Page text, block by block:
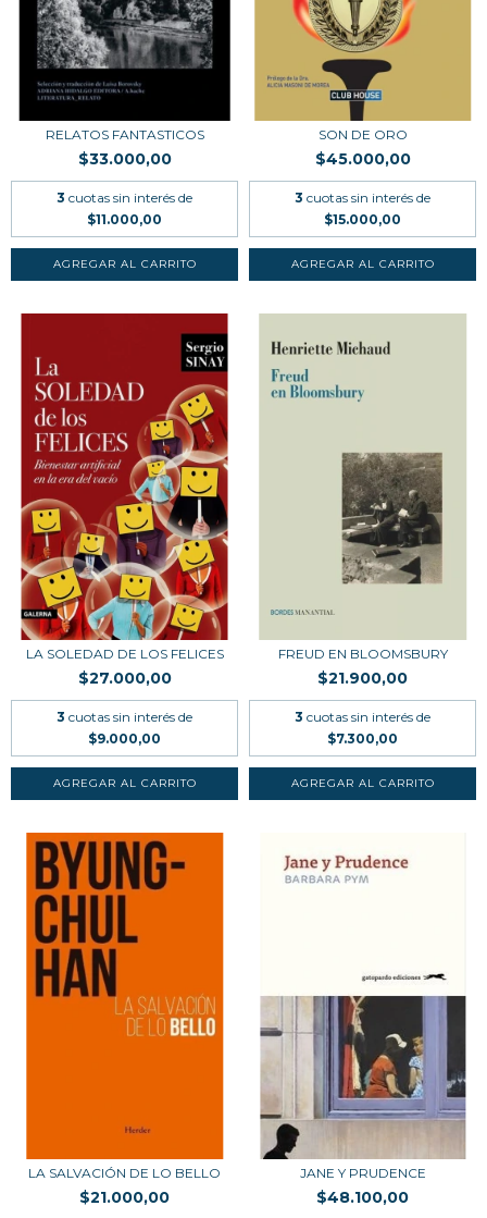
RELATOS FANTASTICOS
$33.000,00
3 cuotas sin interés de
$11.000,00
SON DE ORO
$45.000,00
3 cuotas sin interés de
$15.000,00
LA SOLEDAD DE LOS FELICES
$27.000,00
3 cuotas sin interés de
$9.000,00
FREUD EN BLOOMSBURY
$21.900,00
3 cuotas sin interés de
$7.300,00
LA SALVACIÓN DE LO BELLO
$21.000,00
JANE Y PRUDENCE
$48.100,00